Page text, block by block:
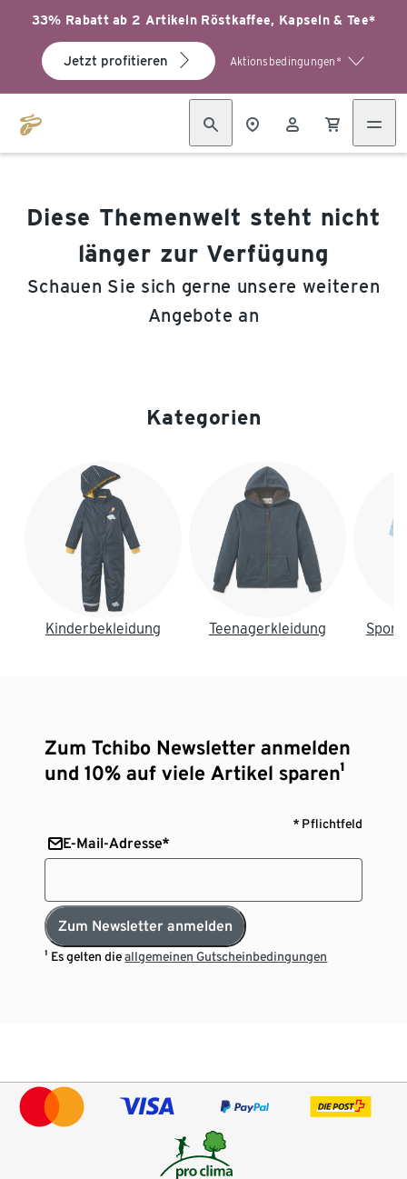
33% Rabatt ab 2 Artikeln Röstkaffee, Kapseln & Tee*
Jetzt profitieren Aktionsbedingungen*
Diese Themenwelt steht nicht
länger zur Verfügung
Schauen Sie sich gerne unsere weiteren
Angebote an
Kategorien
Kinderbekleidung Teenagerkleidung
Zum Tchibo Newsletter anmelden
und 10% auf viele Artikel sparen¹
* Pflichtfeld
E-Mail-Adresse*
Zum Newsletter anmelden
¹ Es gelten dieallgemeinen Gutscheinbedingungen